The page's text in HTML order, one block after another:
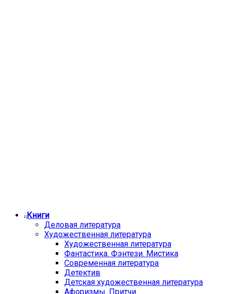
Книги
Деловая литература
Художественная литература
Художественная литература
Фантастика. Фэнтези. Мистика
Современная литература
Детектив
Детская художественная литература
Афоризмы. Притчи